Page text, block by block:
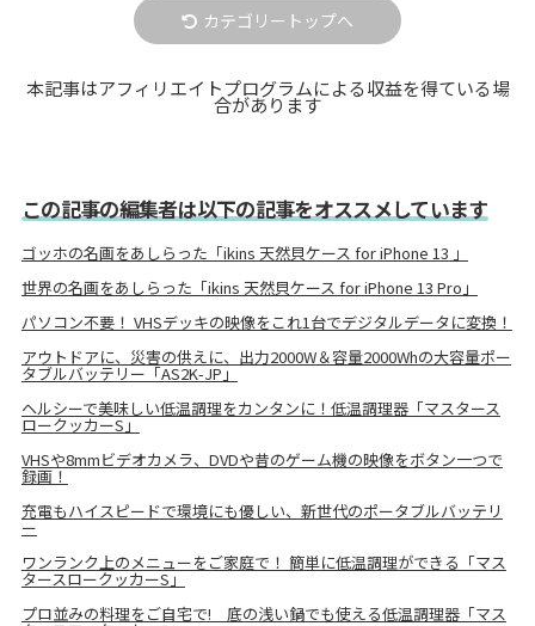
カテゴリートップへ
本記事はアフィリエイトプログラムによる収益を得ている場
合があります
この記事の編集者は以下の記事をオススメしています
ゴッホの名画をあしらった「ikins 天然貝ケース for iPhone 13 」
世界の名画をあしらった「ikins 天然貝ケース for iPhone 13 Pro」
パソコン不要！ VHSデッキの映像をこれ1台でデジタルデータに変換！
アウトドアに、災害の供えに、出力2000W＆容量2000Whの大容量ポー
タブルバッテリー「AS2K-JP」
ヘルシーで美味しい低温調理をカンタンに！低温調理器「マスタース
ロークッカーS」
VHSや8mmビデオカメラ、DVDや昔のゲーム機の映像をボタン一つで
録画！
充電もハイスピードで環境にも優しい、新世代のポータブルバッテリ
ー
ワンランク上のメニューをご家庭で！ 簡単に低温調理ができる「マス
タースロークッカーS」
プロ並みの料理をご自宅で! 底の浅い鍋でも使える低温調理器「マス